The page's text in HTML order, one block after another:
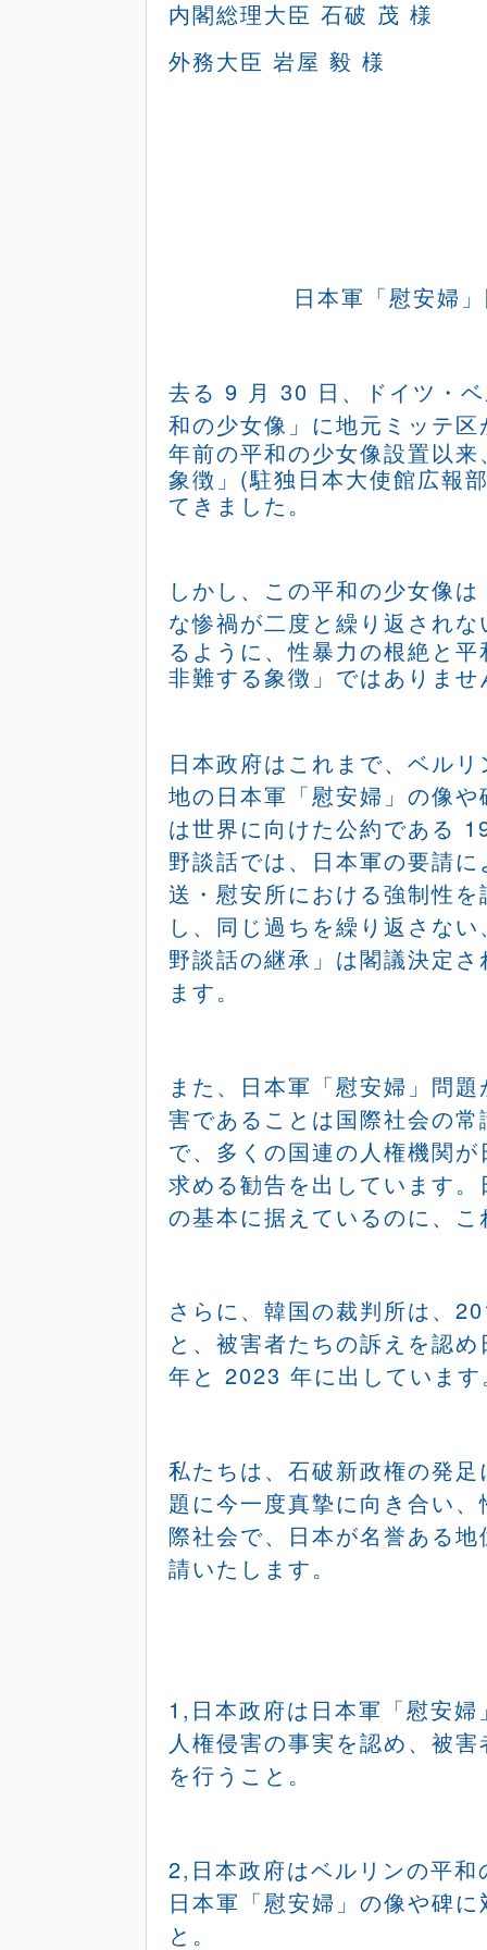
内閣総理大臣 石破 茂 様
外務大臣 岩屋 毅 様
日本軍「慰安婦
去る 9 月 30 日、ドイツ・
和の少女像」に地元ミッテ
年前の平和の少女像設置以
象徴」 (駐独日本大使館広報
てきました。
しかし、この平和の少女像
な惨禍が二度と繰り返され
るように、性暴力の根絶と
非難する象徴」ではありませ
日本政府はこれまで、ベル
地の日本軍「慰安婦」の像
は世界に向けた公約である
野談話では、日本軍の要請
送・慰安所における強制性
し、同じ過ちを繰り返さな
野談話の継承」は閣議決定
ます。
また、日本軍「慰安婦」問
害であることは国際社会の
で、多くの国連の人権機関
求める勧告を出しています
の基本に据えているのに、
さらに、韓国の裁判所は、
と、被害者たちの訴えを認
年と 2023年に出していま
私たちは、石破新政権の発
題に今一度真摯に向き合い
際社会で、日本が名誉ある
請いたします。
1, 日本政府は日本軍「慰安婦
人権侵害の事実を認め、被
を行うこと。
2, 日本政府はベルリンの平
日本軍「慰安婦」の像や碑
と。